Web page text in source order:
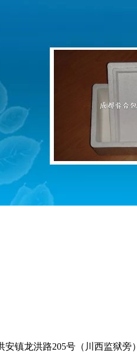
镇龙洪路205号（川西监狱旁）